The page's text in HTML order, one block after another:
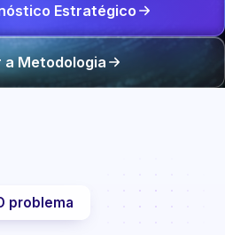
Estratégico
a Metodologia
problema